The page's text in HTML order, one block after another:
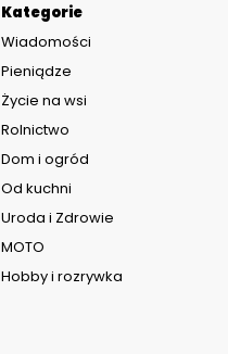
Kategorie
Wiadomości
Pieniądze
Życie na wsi
Rolnictwo
Dom i ogród
Od kuchni
Uroda i Zdrowie
MOTO
Hobby i rozrywka